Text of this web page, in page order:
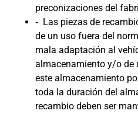
preconizaciones del
‐ Las piezas de
de un uso fuera del
mala adaptación al
almacenamiento y/o de
este almacenamiento
toda la duración del
recambio deben ser